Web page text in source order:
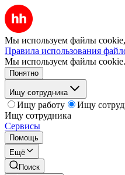
Мы используем файлы cookie,
Правила использования
Мы используем файлы cookie.
Понятно
Ищу сотрудника
Ищу работу
Ищу
Ищу сотрудника
Сервисы
Помощь
Ещё
Поиск